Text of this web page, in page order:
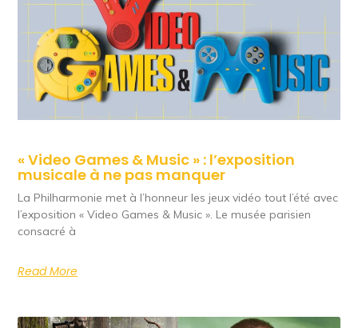
« Video Games & Music » : l’exposition
musicale à ne pas manquer
La Philharmonie met à l’honneur les jeux vidéo tout l’été avec
l’exposition « Video Games & Music ». Le musée parisien
consacré à
Read More